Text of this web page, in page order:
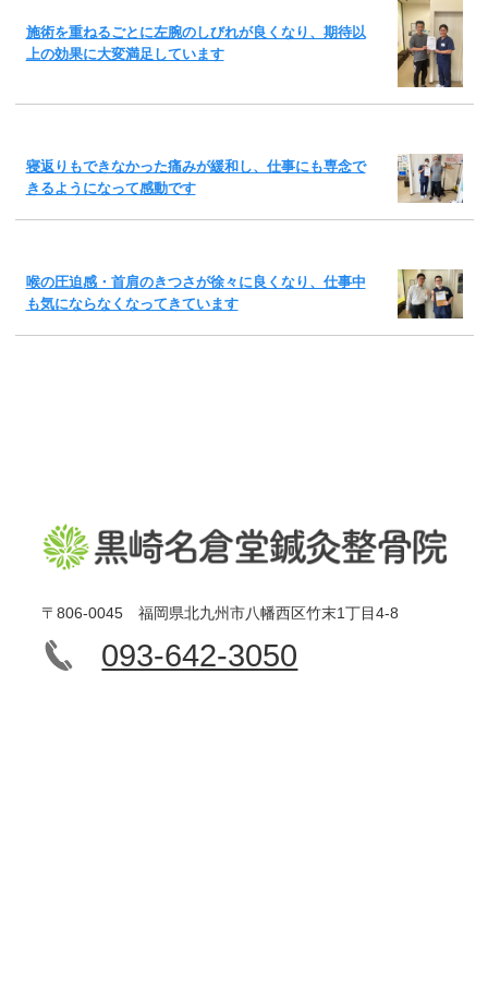
施術を重ねるごとに左腕のしびれが良くなり、期待以
上の効果に大変満足しています
寝返りもできなかった痛みが緩和し、仕事にも専念で
きるようになって感動です
喉の圧迫感・首肩のきつさが徐々に良くなり、仕事中
も気にならなくなってきています
〒806-0045 福岡県北九州市八幡西区竹末1丁目4-8
093-642-3050